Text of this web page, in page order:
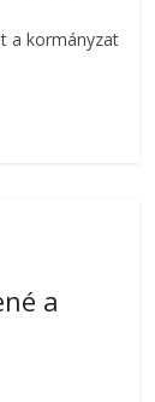
a kormányzat
a